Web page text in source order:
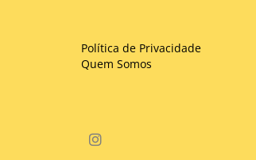
Política de Privacidade
Quem Somos